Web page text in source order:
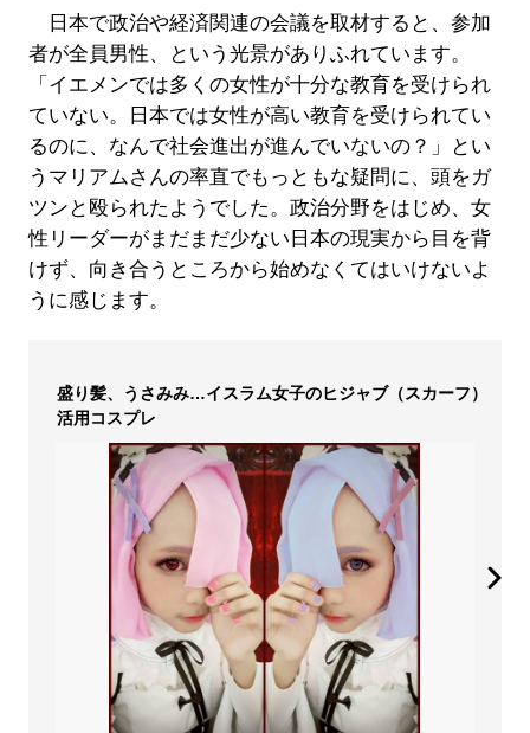
日本で政治や経済関連の会議を取材すると、参加
者が全員男性、という光景がありふれています。
「イエメンでは多くの女性が十分な教育を受けられ
ていない。日本では女性が高い教育を受けられてい
るのに、なんで社会進出が進んでいないの？」とい
うマリアムさんの率直でもっともな疑問に、頭をガ
ツンと殴られたようでした。政治分野をはじめ、女
性リーダーがまだまだ少ない日本の現実から目を背
けず、向き合うところから始めなくてはいけないよ
うに感じます。
盛り髪、うさみみ…イスラム女子のヒジャブ（スカーフ）
活用コスプレ